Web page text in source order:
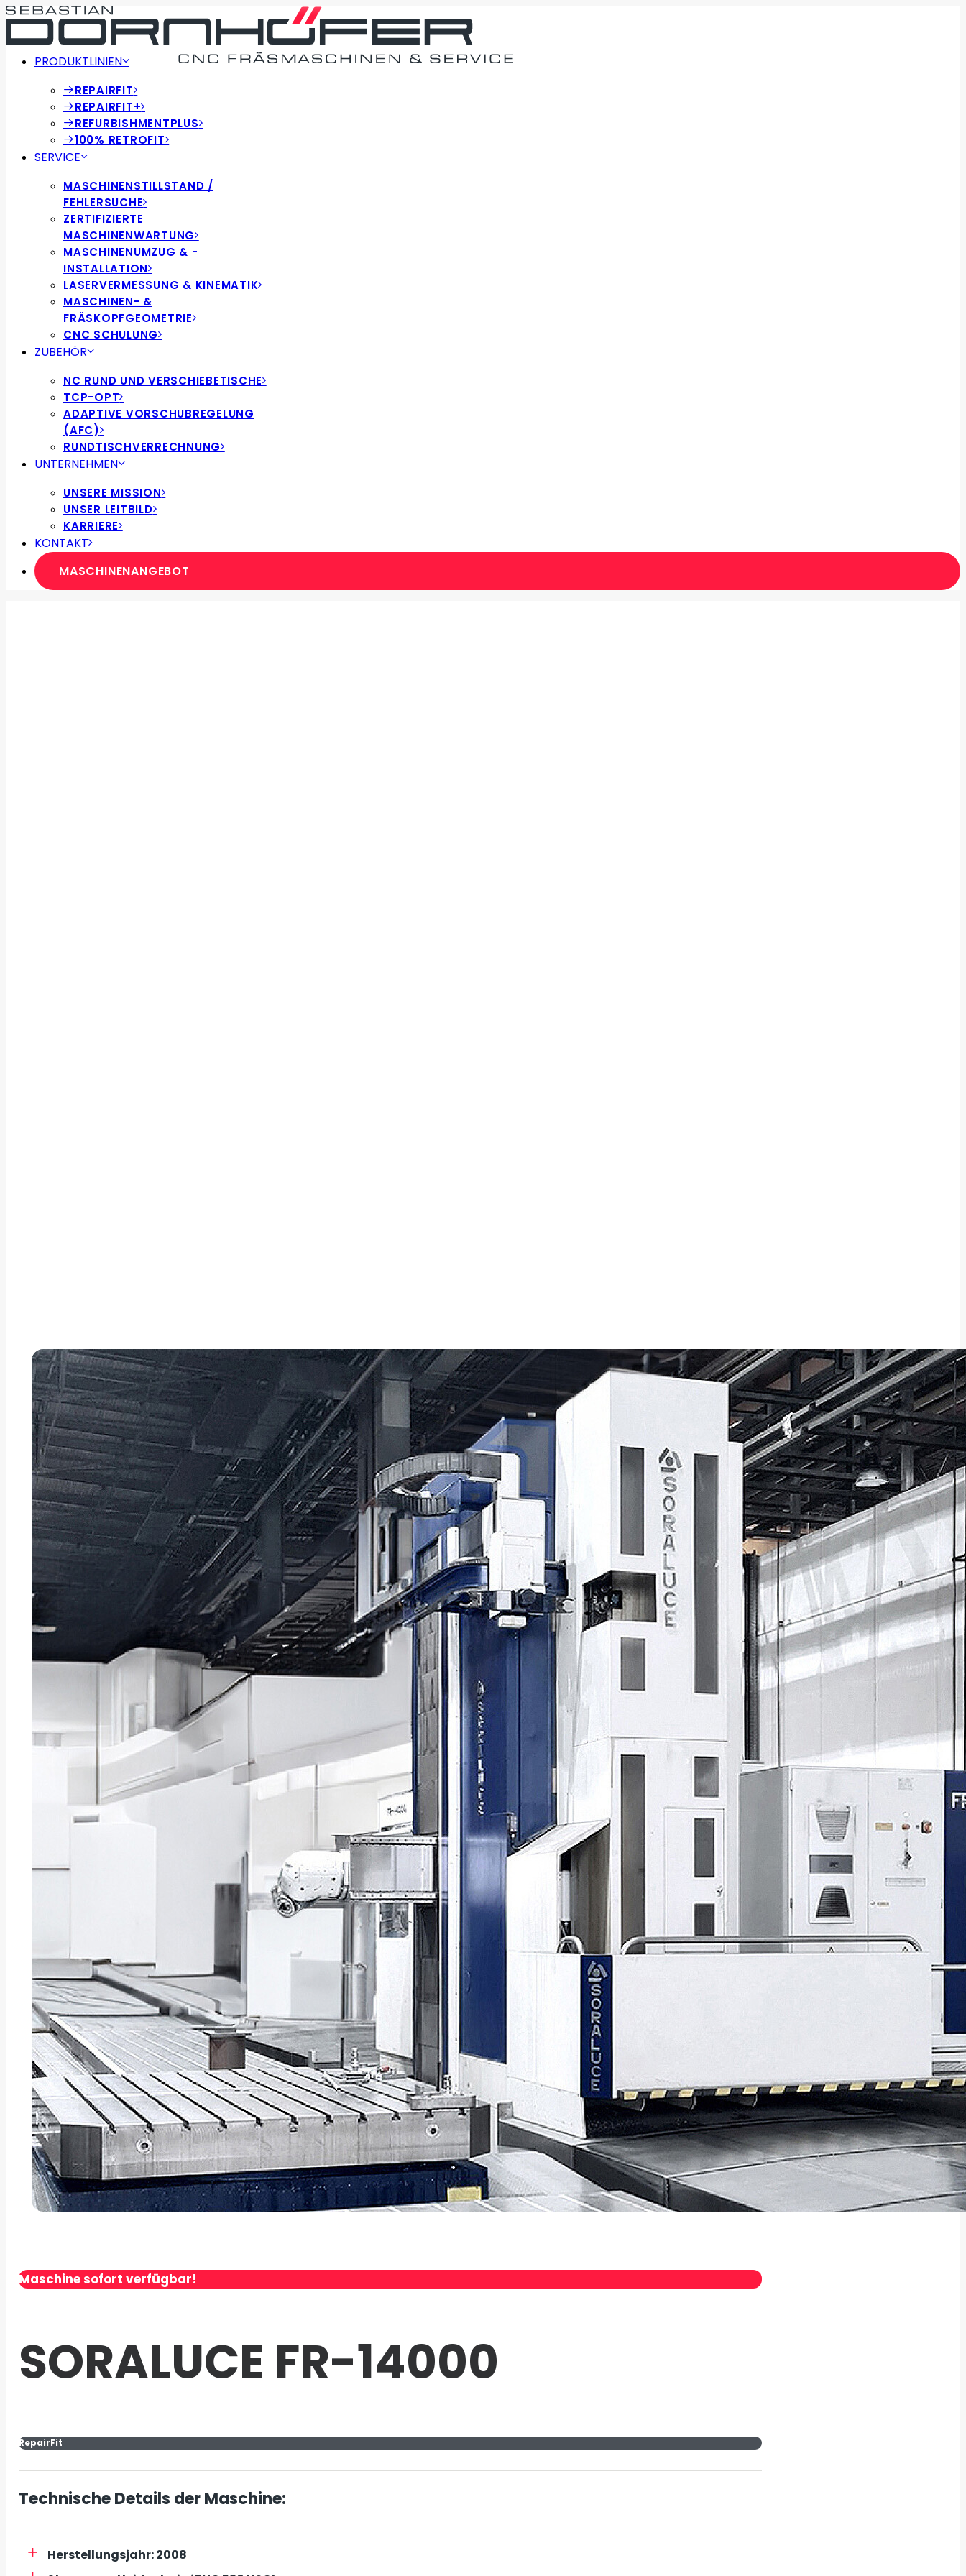
PRODUKTLINIEN
REPAIRFIT
REPAIRFIT+
REFURBISHMENTPLUS
100% RETROFIT
SERVICE
MASCHINENSTILLSTAND /
FEHLERSUCHE
ZERTIFIZIERTE
MASCHINENWARTUNG
MASCHINENUMZUG & -
INSTALLATION
LASERVERMESSUNG & KINEMATIK
MASCHINEN- &
FRÄSKOPFGEOMETRIE
CNC SCHULUNG
ZUBEHÖR
NC RUND UND VERSCHIEBETISCHE
TCP-OPT
ADAPTIVE VORSCHUBREGELUNG
(AFC)
RUNDTISCHVERRECHNUNG
UNTERNEHMEN
UNSERE MISSION
UNSER LEITBILD
KARRIERE
KONTAKT
MASCHINENANGEBOT
Maschine sofort verfügbar!
SORALUCE FR-14000
RepairFit
Technische Details der Maschine:
Herstellungsjahr: 2008